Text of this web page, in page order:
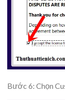
Bước 6: Chọn